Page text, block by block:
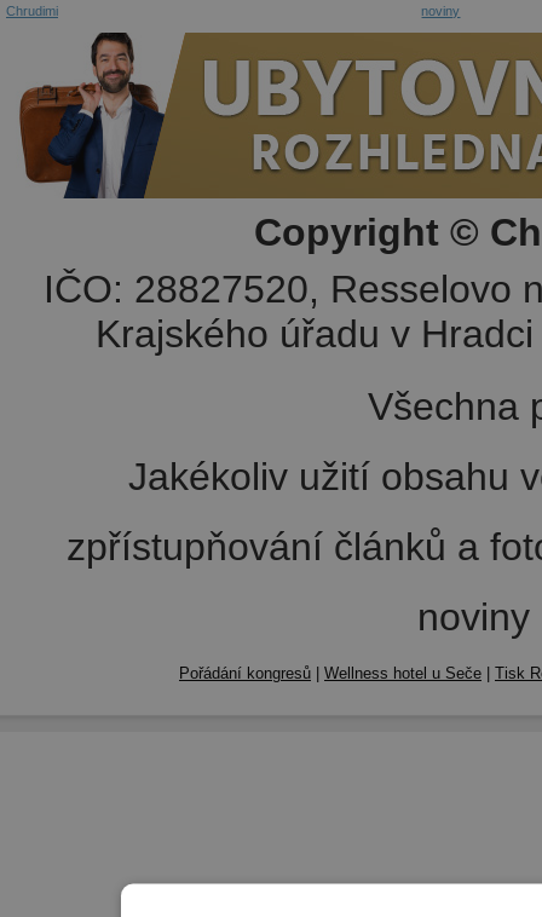
Chrudimi
noviny
Copyright ©
IČO: 28827520, Resselovo
Krajského úřadu v
Všechna
Jakékoliv užití obsahu
zpřístupňování článků a
Pořádání kongresů | Wellness hotel u Seče | Tisk